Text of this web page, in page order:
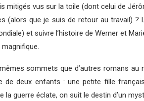
mitigés vus sur la toile (dont celui de
(alors que je suis de retour au travail)
et suivre l’histoire de Werner et
sommets que d’autres romans
deux enfants : une petite fille
guerre éclate, on suit le destin d’un